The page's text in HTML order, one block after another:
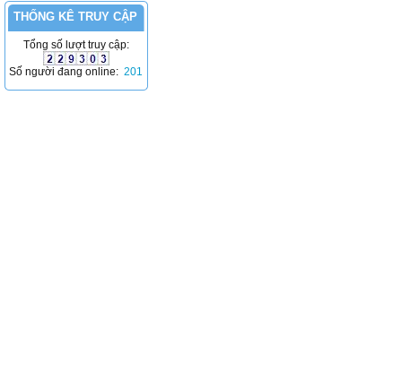
THỐNG KÊ TRUY CẬP
Tổng số lượt truy cập:
Số người đang online:201